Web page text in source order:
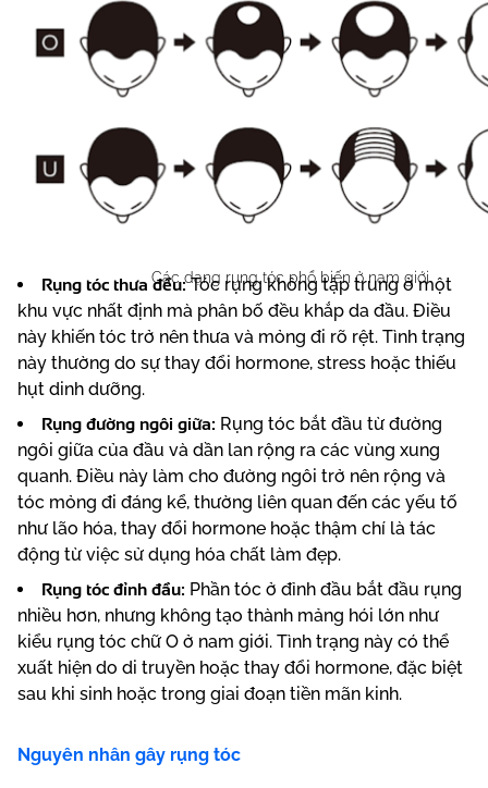
Các dạng rụng tóc phổ biến ở nam giới
Rụng tóc thưa đều:Tóc rụng không tập trung ở một
khu vực nhất định mà phân bố đều khắp da đầu. Điều
này khiến tóc trở nên thưa và mỏng đi rõ rệt. Tình trạng
này thường do sự thay đổi hormone, stress hoặc thiếu
hụt dinh dưỡng.
Rụng đường ngôi giữa: Rụng tóc bắt đầu từ đường
ngôi giữa của đầu và dần lan rộng ra các vùng xung
quanh. Điều này làm cho đường ngôi trở nên rộng và
tóc mỏng đi đáng kể, thường liên quan đến các yếu tố
như lão hóa, thay đổi hormone hoặc thậm chí là tác
động từ việc sử dụng hóa chất làm đẹp.
Rụng tóc đỉnh đầu: Phần tóc ở đỉnh đầu bắt đầu rụng
nhiều hơn, nhưng không tạo thành mảng hói lớn như
kiểu rụng tóc chữ O ở nam giới. Tình trạng này có thể
xuất hiện do di truyền hoặc thay đổi hormone, đặc biệt
sau khi sinh hoặc trong giai đoạn tiền mãn kinh.
Nguyên nhân gây rụng tóc